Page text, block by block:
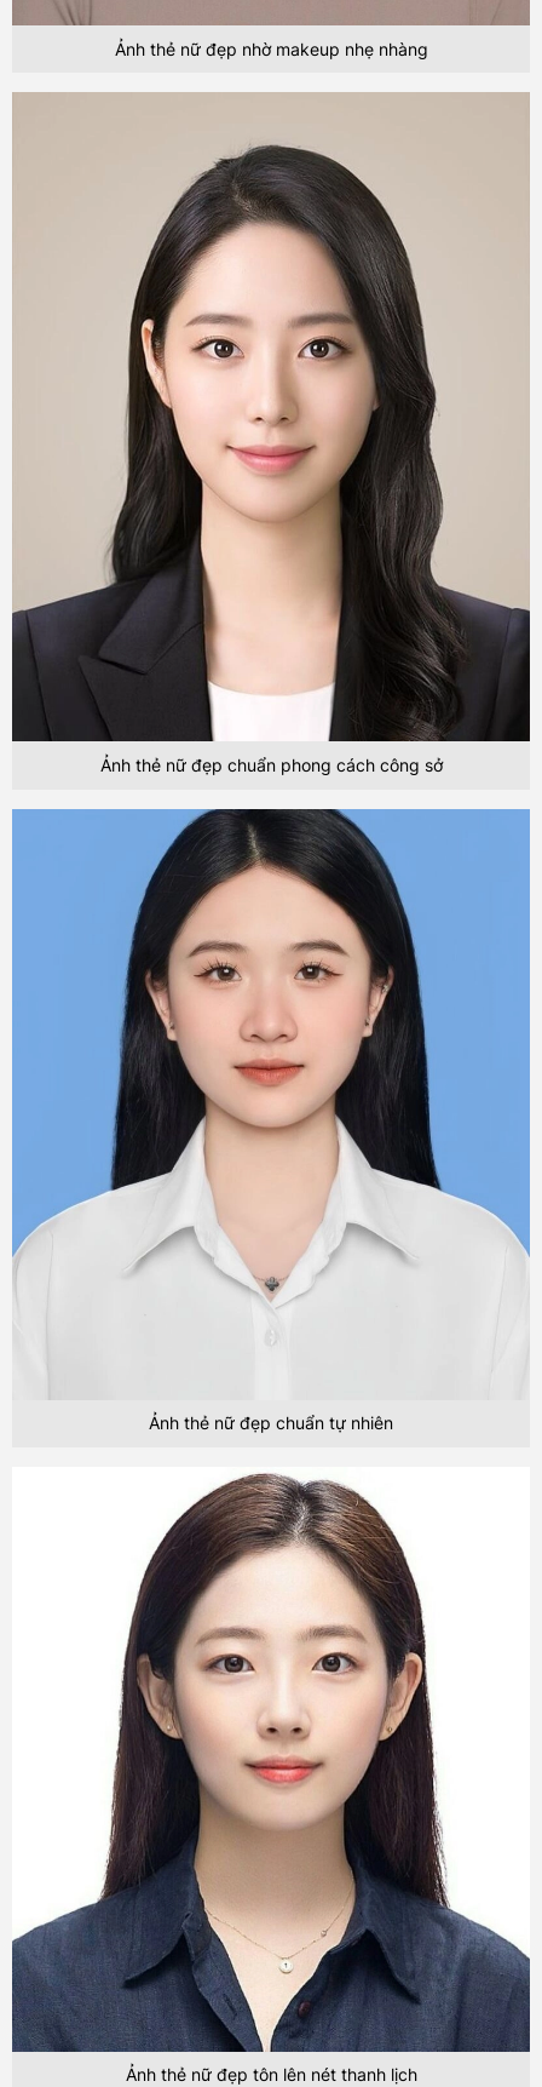
Ảnh thẻ nữ đẹp nhờ makeup nhẹ nhàng
Ảnh thẻ nữ đẹp chuẩn phong cách công sở
Ảnh thẻ nữ đẹp chuẩn tự nhiên
Ảnh thẻ nữ đẹp tôn lên nét thanh lịch